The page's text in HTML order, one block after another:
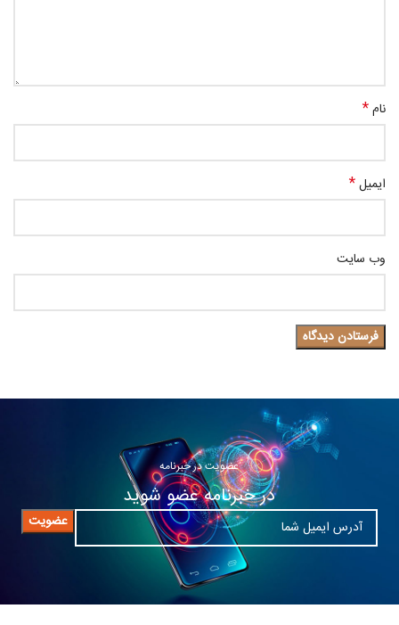
نام*
ایمیل*
وب‌ سایت
عضویت در خبرنامه
در خبرنامه عضو شوید